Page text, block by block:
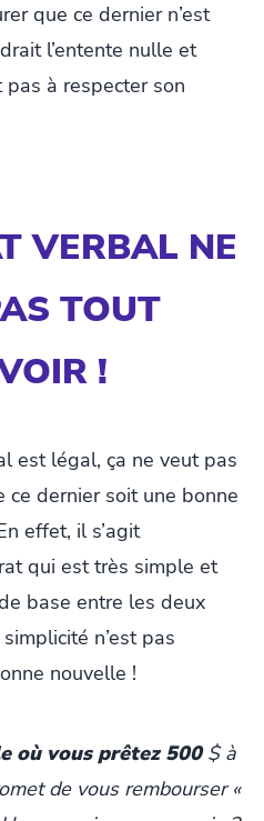
que ce dernier n’est
l’entente nulle et
pas à respecter son
VERBAL NE
TOUT
!
est légal, ça ne veut pas
ce dernier soit une bonne
effet, il s’agit
qui est très simple et
base entre les deux
n’est pas
nouvelle !
où vous prêtez 500$ à
de vous rembourser «